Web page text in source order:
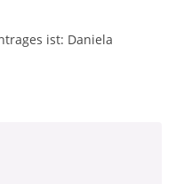
ist: Daniela